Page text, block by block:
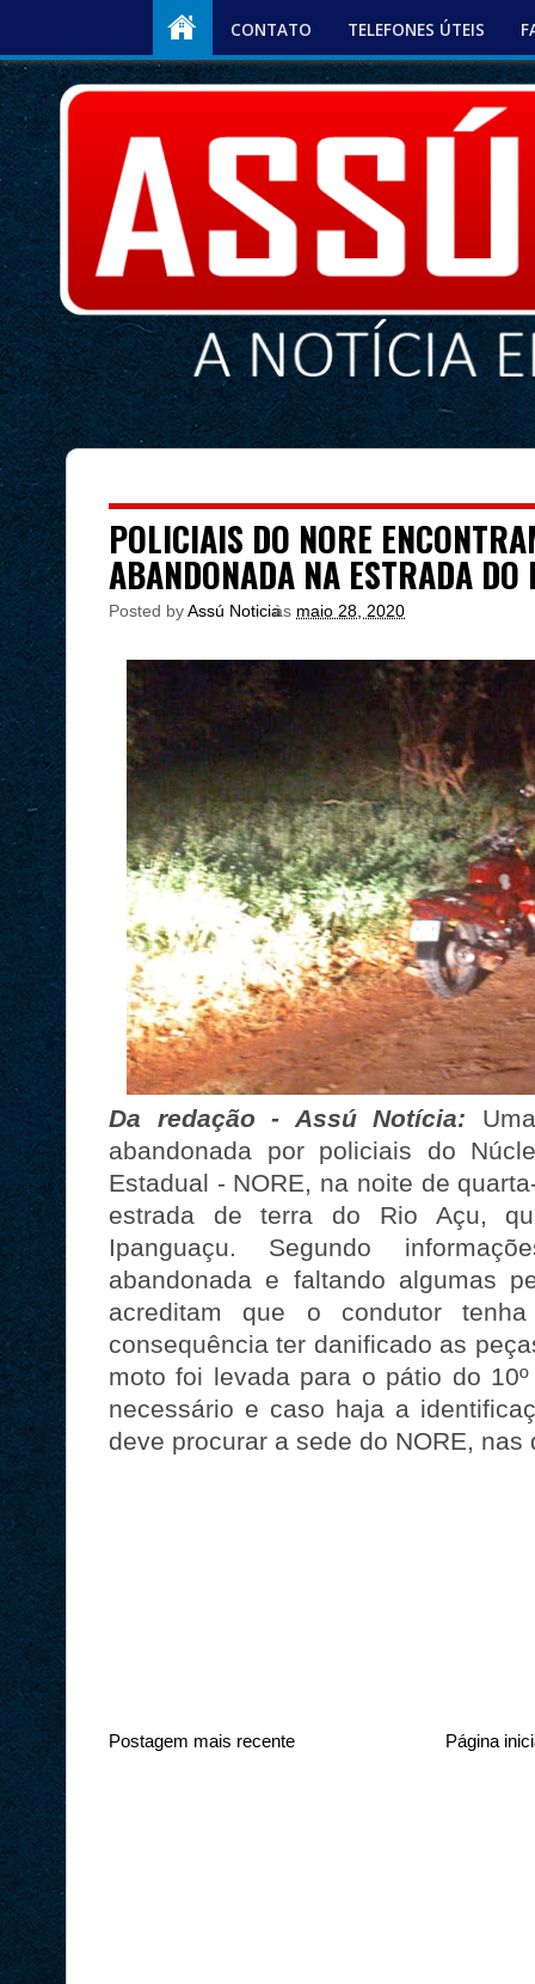
CONTATO TELEFONES ÚTEIS
POLICIAIS DO NORE
ABANDONADA NA ESTRADA DO
Posted byAssú Noticia
às maio 28, 2020
Da redação - Assú Notícia:
abandonada por policiais do
Estadual - NORE, na noite de
estrada de terra do Rio Açu,
Ipanguaçu. Segundo
abandonada e faltando algumas
acreditam que o condutor
consequência ter danificado as
moto foi levada para o pátio do
necessário e caso haja a
deve procurar a sede do NORE, nas
Postagem mais recente Página